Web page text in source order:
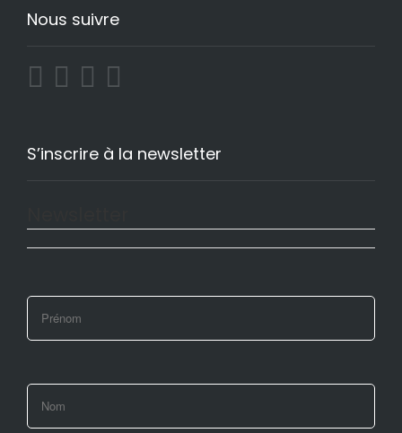
Nous suivre
S’inscrire à la newsletter